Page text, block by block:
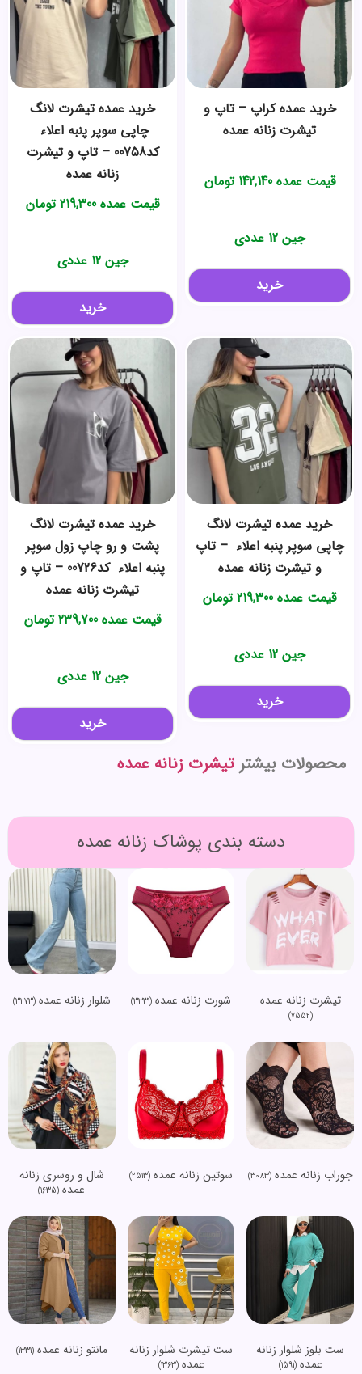
خرید عمده کراپ – تاپ و
تیشرت زنانه عمده
قیمت عمده142,140 تومان
جین 12 عددی
خرید
خرید عمده ️تیشرت لانگ
چاپی سوپر پنبه اعلاء ️
کد00758 – تاپ و تیشرت
زنانه عمده
قیمت عمده219,300 تومان
جین 12 عددی
خرید
خرید عمده ️تیشرت لانگ
چاپی سوپر پنبه اعلاء ️ – تاپ
و تیشرت زنانه عمده
قیمت عمده219,300 تومان
جین 12 عددی
خرید
خرید عمده ️تیشرت لانگ
پشت و رو چاپ زول سوپر
پنبه اعلاء ️ کد00726 – تاپ و
تیشرت زنانه عمده
قیمت عمده239,700 تومان
جین 12 عددی
خرید
محصولات بیشترتیشرت زنانه عمده
دسته بندی پوشاک زنانه عمده
تیشرت زنانه عمده
(7552)
شورت زنانه عمده (3331) شلوار زنانه عمده(3273)
جوراب زنانه عمده(3083) سوتین زنانه عمده (2513)
شال و روسری زنانه
عمده (1635)
ست بلوز شلوار زنانه
عمده(1591)
ست تیشرت شلوار زنانه
عمده(1363)
مانتو زنانه عمده(1331)